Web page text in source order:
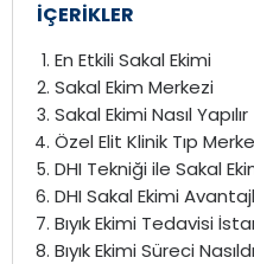
İÇERİKLER
En Etkili Sakal Ekimi
Sakal Ekim Merkezi
Sakal Ekimi Nasıl Yapılır
Özel Elit Klinik Tıp
DHI Tekniği ile Sakal
DHI Sakal Ekimi
Bıyık Ekimi Tedavisi
Bıyık Ekimi Süreci